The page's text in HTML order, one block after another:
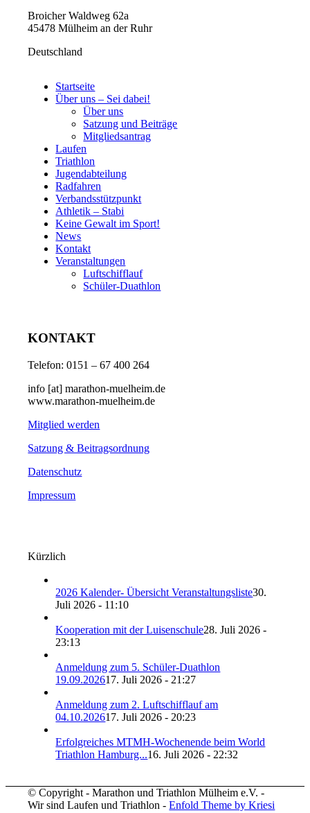
Broicher Waldweg 62a
45478 Mülheim an der Ruhr
Deutschland
Startseite
Über uns – Sei dabei!
Über uns
Satzung und Beiträge
Mitgliedsantrag
Laufen
Triathlon
Jugendabteilung
Radfahren
Verbandsstützpunkt
Athletik – Stabi
Keine Gewalt im Sport!
News
Kontakt
Veranstaltungen
Luftschifflauf
Schüler-Duathlon
KONTAKT
Telefon: 0151 – 67 400 264
info [at] marathon-muelheim.de
www.marathon-muelheim.de
Mitglied werden
Satzung & Beitragsordnung
Datenschutz
Impressum
Kürzlich
2026 Kalender- Übersicht Veranstaltungsliste30.
Juli 2026 - 11:10
Kooperation mit der Luisenschule28. Juli 2026 -
23:13
Anmeldung zum 5. Schüler-Duathlon
19.09.202617. Juli 2026 - 21:27
Anmeldung zum 2. Luftschifflauf am
04.10.202617. Juli 2026 - 20:23
Erfolgreiches MTMH-Wochenende beim World
Triathlon Hamburg...16. Juli 2026 - 22:32
© Copyright - Marathon und Triathlon Mülheim e.V. -
Wir sind Laufen und Triathlon -Enfold Theme by Kriesi